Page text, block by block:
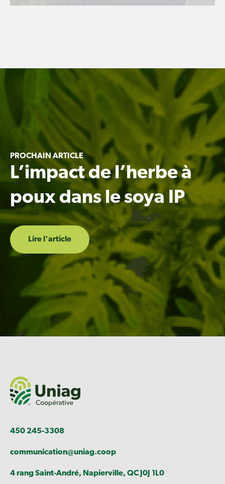
PROCHAIN ARTICLE
L’impact de l’herbe à
poux dans le soya IP
Lire l'article
450 245-3308
communication@uniag.coop
4 rang Saint-André, Napierville, QC J0J 1L0